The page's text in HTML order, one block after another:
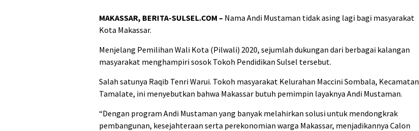
MAKASSAR, BERITA-SULSEL.COM – Nama Andi Mustaman tidak asing lagi bagi masyarakat
Kota Makassar.
Menjelang Pemilihan Wali Kota (Pilwali) 2020, sejumlah dukungan dari berbagai kalangan
masyarakat menghampiri sosok Tokoh Pendidikan Sulsel tersebut.
Salah satunya Raqib Tenri Warui. Tokoh masyarakat Kelurahan Maccini Sombala, Kecamatan
Tamalate, ini menyebutkan bahwa Makassar butuh pemimpin layaknya Andi Mustaman.
“Dengan program Andi Mustaman yang banyak melahirkan solusi untuk mendongkrak
pembangunan, kesejahteraan serta perekonomian warga Makassar, menjadikannya Calon